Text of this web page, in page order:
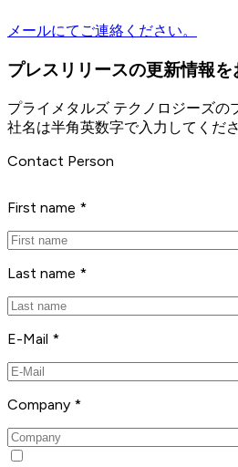
メールにてご連絡ください。
プレスリリースの更新情報を
プライメタルズ テクノロジーズ
社名は半角英数字で入力してくださ
Contact Person
First name *
Last name *
E-Mail *
Company *